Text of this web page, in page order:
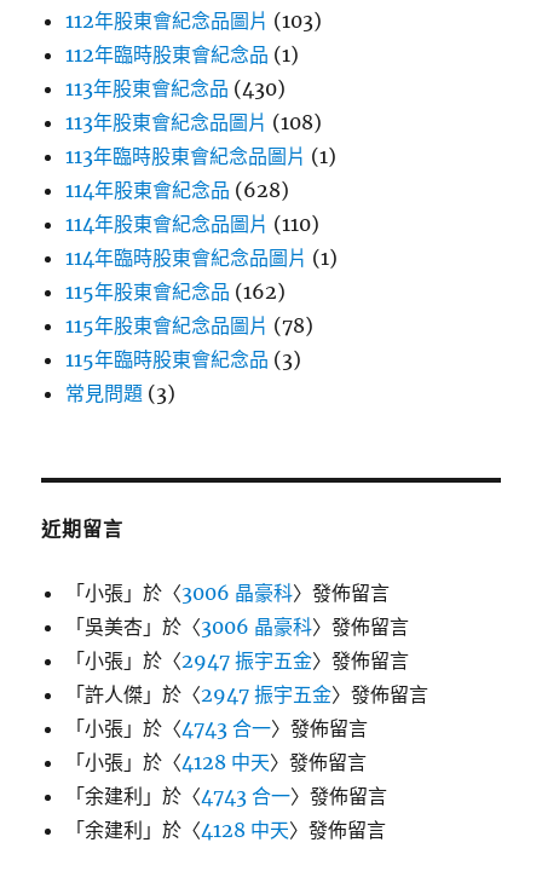
112年股東會紀念品圖片 (103)
112年臨時股東會紀念品 (1)
113年股東會紀念品 (430)
113年股東會紀念品圖片 (108)
113年臨時股東會紀念品圖片 (1)
114年股東會紀念品 (628)
114年股東會紀念品圖片 (110)
114年臨時股東會紀念品圖片 (1)
115年股東會紀念品 (162)
115年股東會紀念品圖片 (78)
115年臨時股東會紀念品 (3)
常見問題 (3)
近期留言
「小張 」於〈3006 晶豪科〉發佈留言
「吳美杏 」於〈3006 晶豪科〉發佈留言
「小張 」於〈2947 振宇五金〉發佈留言
「許人傑 」於〈2947 振宇五金〉發佈留言
「小張 」於〈4743 合一〉發佈留言
「小張 」於〈4128 中天〉發佈留言
「余建利 」於〈4743 合一〉發佈留言
「余建利 」於〈4128 中天〉發佈留言